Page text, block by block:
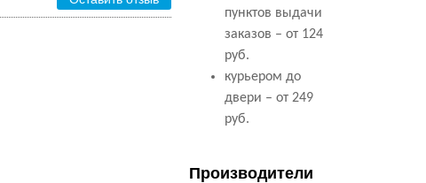
пунктов выдачи
заказов – от 124
руб.
курьером до
двери – от 249
руб.
Производители